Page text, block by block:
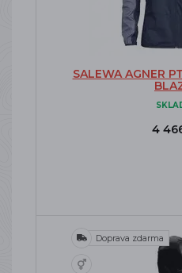
SALEWA AGNER
4
Doprava zdarma